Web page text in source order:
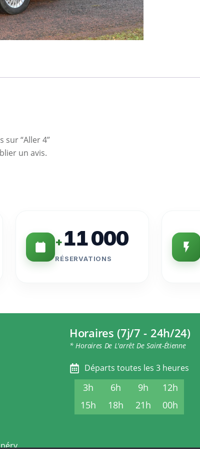
sur “Aller 4”
un avis.
+11 000
RÉSERVATIONS
Horaires (7j/7 - 24h/24)
* Horaires De L'arrêt De Saint-Étienne
Départs toutes les 3 heures
3h 6h 9h
12h
15h
18h 21h 00h